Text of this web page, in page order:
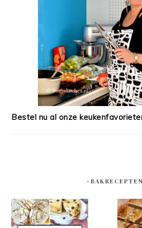
Bestel nu al onze
#BAKRECEPTEN